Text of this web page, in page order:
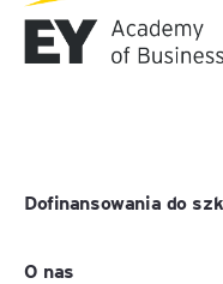
Dofinansowania do
O nas